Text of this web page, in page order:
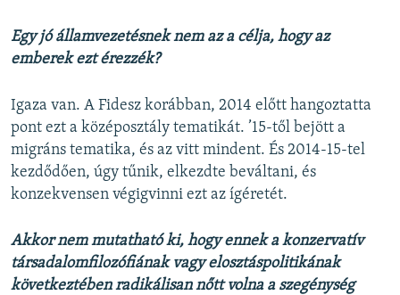
Egy jó államvezetésnek nem az a célja, hogy az
emberek ezt érezzék?
Igaza van. A Fidesz korábban, 2014 előtt hangoztatta
pont ezt a középosztály tematikát. ’15-től bejött a
migráns tematika, és az vitt mindent. És 2014-15-tel
kezdődően, úgy tűnik, elkezdte beváltani, és
konzekvensen végigvinni ezt az ígéretét.
Akkor nem mutatható ki, hogy ennek a konzervatív
társadalomfilozófiának vagy elosztáspolitikának
következtében radikálisan nőtt volna a szegénység